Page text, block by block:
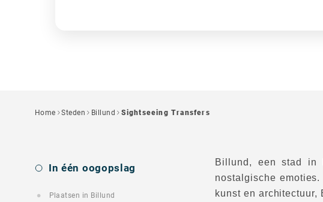
Home Steden Billund Sightseeing Transfers
In één oogopslag
Plaatsen in Billund
Billund, een stad in
nostalgische
kunst en